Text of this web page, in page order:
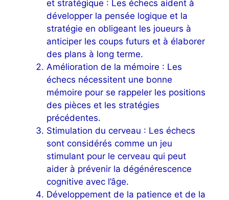
et stratégique : Les échecs aident à
développer la pensée logique et la
stratégie en obligeant les joueurs à
anticiper les coups futurs et à élaborer
des plans à long terme.
Amélioration de la mémoire : Les
échecs nécessitent une bonne
mémoire pour se rappeler les positions
des pièces et les stratégies
précédentes.
Stimulation du cerveau : Les échecs
sont considérés comme un jeu
stimulant pour le cerveau qui peut
aider à prévenir la dégénérescence
cognitive avec l’âge.
Développement de la patience et de la